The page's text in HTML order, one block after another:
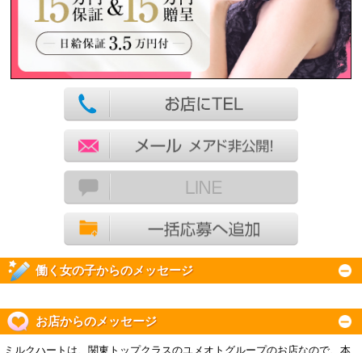
働く女の子からのメッセージ
お店からのメッセージ
ミルクハートは、関東トップクラスのユメオトグループのお店なので、本